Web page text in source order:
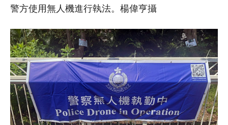
警方使用無人機進行執法。楊偉亨攝